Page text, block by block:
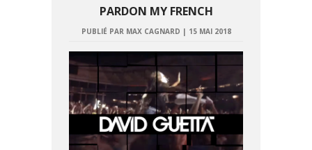
PARDON MY FRENCH
PUBLIÉ PAR MAX CAGNARD | 15 MAI 2018